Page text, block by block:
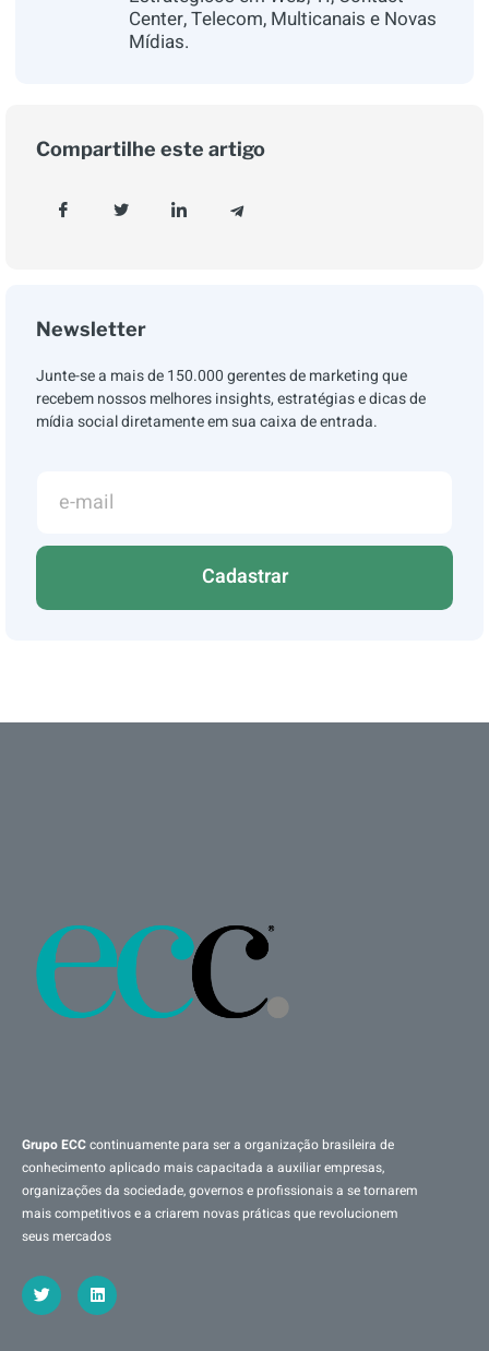
Center, Telecom, Multicanais e Novas
Mídias.
Compartilhe este artigo
Newsletter
Junte-se a mais de 150.000 gerentes de marketing que
recebem nossos melhores insights, estratégias e dicas de
mídia social diretamente em sua caixa de entrada.
Cadastrar
Grupo ECCcontinuamente para ser a organização brasileira de
conhecimento aplicado mais capacitada a auxiliar empresas,
organizações da sociedade, governos e profissionais a se tornarem
mais competitivos e a criarem novas práticas que revolucionem
seus mercados